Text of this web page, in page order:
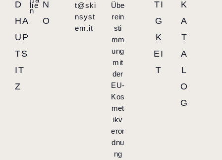
D
HA
UP
TS
IT
Z
lie
n
N
O
t@ski
nsyst
em.it
Übe
rein
sti
mm
ung
mit
der
EU-
Kos
met
ikv
eror
dnu
ng
TI
G
K
EI
T
K
A
T
A
L
O
G